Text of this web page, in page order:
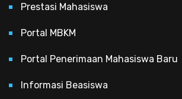
Prestasi Mahasiswa
Portal MBKM
Portal Penerimaan Mahasiswa Baru
Informasi Beasiswa